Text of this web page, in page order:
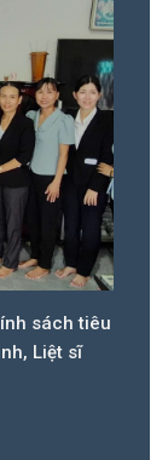
tác 6 tháng đầu
tiến độ